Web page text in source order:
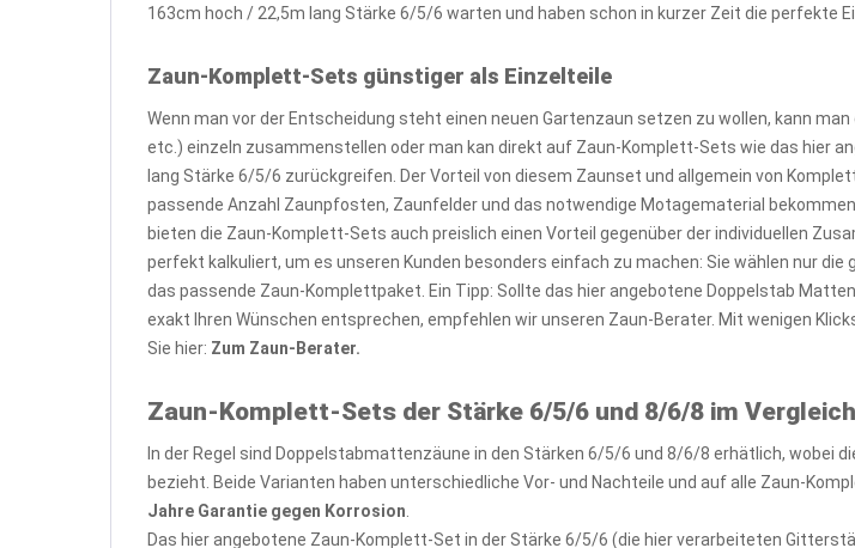
163cm hoch / 22,5m lang Stärke 6/5/6 warten und haben schon in kurzer Zeit die perfekte
Zaun-Komplett-Sets günstiger als Einzelteile
Wenn man vor der Entscheidung steht einen neuen Gartenzaun setzen zu wollen, kann
etc.) einzeln zusammenstellen oder man kan direkt auf Zaun-Komplett-Sets wie das hier
lang Stärke 6/5/6 zurückgreifen. Der Vorteil von diesem Zaunset und allgemein von
passende Anzahl Zaunpfosten, Zaunfelder und das notwendige Motagematerial
bieten die Zaun-Komplett-Sets auch preislich einen Vorteil gegenüber der individuellen
perfekt kalkuliert, um es unseren Kunden besonders einfach zu machen: Sie wählen nur
das passende Zaun-Komplettpaket. Ein Tipp: Sollte das hier angebotene Doppelstab
exakt Ihren Wünschen entsprechen, empfehlen wir unseren Zaun-Berater. Mit wenigen
Sie hier: Zum Zaun-Berater.
Zaun-Komplett-Sets der Stärke 6/5/6 und 8/6/8 im Vergleich
In der Regel sind Doppelstabmattenzäune in den Stärken 6/5/6 und 8/6/8 erhätlich, wobei
bezieht. Beide Varianten haben unterschiedliche Vor- und Nachteile und auf alle Zaun-
Jahre Garantie gegen Korrosion
Das hier angebotene Zaun-Komplett-Set in der Stärke 6/5/6 (die hier verarbeiteten